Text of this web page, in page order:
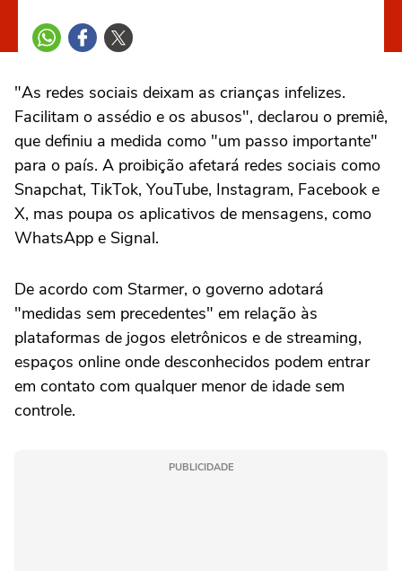
"As redes sociais deixam as crianças infelizes.
Facilitam o assédio e os abusos", declarou o premiê,
que definiu a medida como "um passo importante"
para o país. A proibição afetará redes sociais como
Snapchat, TikTok, YouTube, Instagram, Facebook e
X, mas poupa os aplicativos de mensagens, como
WhatsApp e Signal.
De acordo com Starmer, o governo adotará
"medidas sem precedentes" em relação às
plataformas de jogos eletrônicos e de streaming,
espaços online onde desconhecidos podem entrar
em contato com qualquer menor de idade sem
controle.
PUBLICIDADE